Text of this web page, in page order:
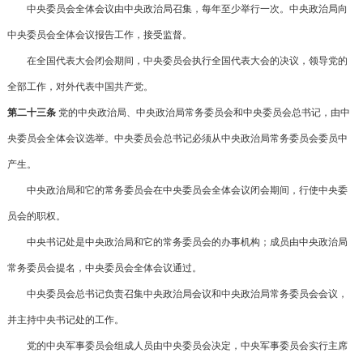
中央委员会全体会议由中央政治局召集，每年至少举行一次。中央政治局向
中央委员会全体会议报告工作，接受监督。
在全国代表大会闭会期间，中央委员会执行全国代表大会的决议，领导党的
全部工作，对外代表中国共产党。
第二十三条 党的中央政治局、中央政治局常务委员会和中央委员会总书记，由中
央委员会全体会议选举。中央委员会总书记必须从中央政治局常务委员会委员中
产生。
中央政治局和它的常务委员会在中央委员会全体会议闭会期间，行使中央委
员会的职权。
中央书记处是中央政治局和它的常务委员会的办事机构；成员由中央政治局
常务委员会提名，中央委员会全体会议通过。
中央委员会总书记负责召集中央政治局会议和中央政治局常务委员会会议，
并主持中央书记处的工作。
党的中央军事委员会组成人员由中央委员会决定，中央军事委员会实行主席